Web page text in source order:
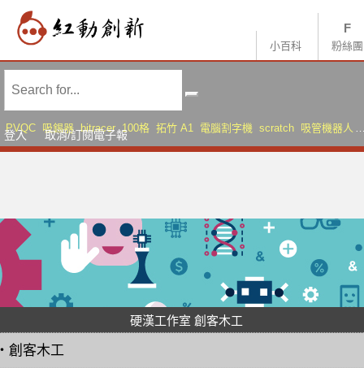
小百科 粉絲團
PVQC 吸錫器 bitracer 100格 拓竹 A1 電腦割字機 scratch 吸管機器人
AMS Lite Sonic Mini 8K S
登入 取消/訂閱電子報
硬漢工作室 創客木工
創客木工